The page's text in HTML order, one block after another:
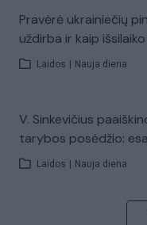
Pravėrė ukrainiečių
uždirba ir kaip
Laidos Nauja diena
V. Sinkevičius
tarybos posėdžio:
Laidos Nauja diena